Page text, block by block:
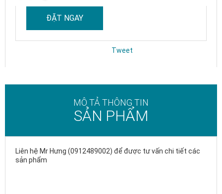
ĐẶT NGAY
Tweet
MÔ TẢ THÔNG TIN
SẢN PHẨM
Liên hệ Mr Hưng (0912489002) để được tư vấn chi tiết các
sản phẩm